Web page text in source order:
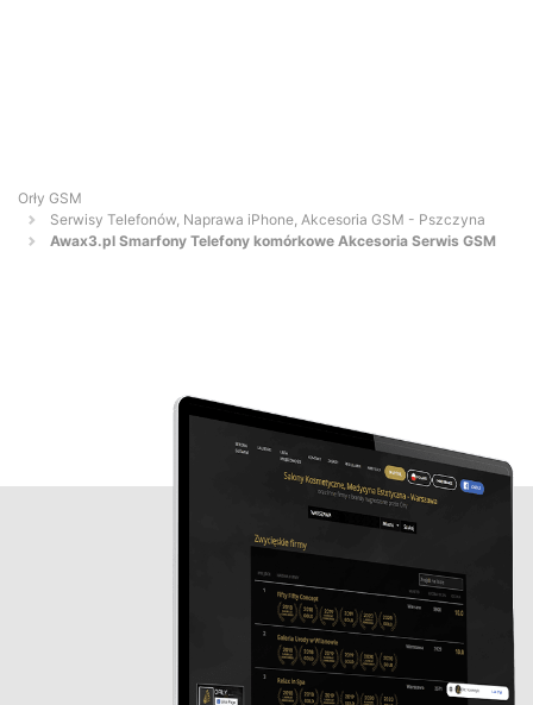
Orły GSM
Serwisy Telefonów, Naprawa iPhone, Akcesoria GSM - Pszczyna
Awax3.pl Smarfony Telefony komórkowe Akcesoria Serwis GSM